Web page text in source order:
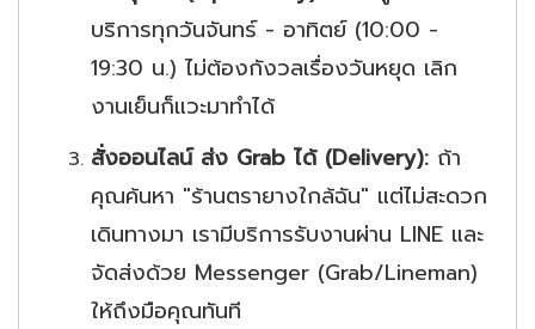
บริการทุกวันจันทร์ - อาทิตย์ (10:00 -
19:30 น.) ไม่ต้องกังวลเรื่องวันหยุด เลิก
งานเย็นก็แวะมาทำได้
สั่งออนไลน์ ส่ง Grab ได้ (Delivery): ถ้า
คุณค้นหา "ร้านตรายางใกล้ฉัน" แต่ไม่สะดวก
เดินทางมา เรามีบริการรับงานผ่าน LINE และ
จัดส่งด้วย Messenger (Grab/Lineman)
ให้ถึงมือคุณทันที